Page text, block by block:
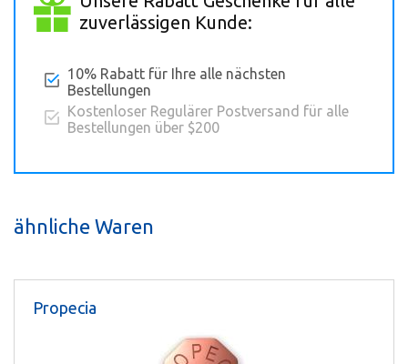
zuverlässigen Kunde:
10% Rabatt für Ihre alle nächsten
Bestellungen
Kostenloser Regulärer Postversand für alle
Bestellungen über $200
ähnliche Waren
Propecia